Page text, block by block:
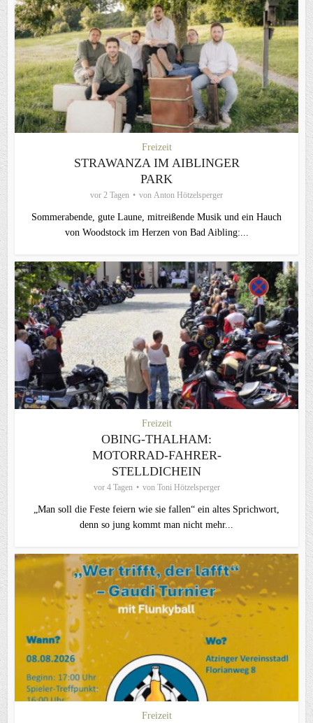
Freizeit
STRAWANZA IM AIBLINGER
PARK
vor 2 Tagen von Anton Hötzelsperger
Sommerabende, gute Laune, mitreißende Musik und ein Hauch
von Woodstock im Herzen von Bad Aibling:...
Freizeit
OBING-THALHAM:
MOTORRAD-FAHRER-
STELLDICHEIN
vor 4 Tagen von Toni Hötzelsperger
„Man soll die Feste feiern wie sie fallen“ ein altes Sprichwort,
denn so jung kommt man nicht mehr...
Freizeit